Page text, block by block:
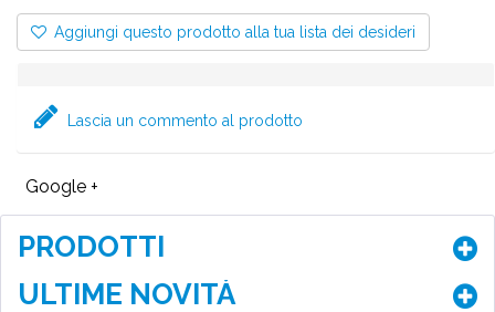
Aggiungi questo prodotto alla tua lista dei desideri
Lascia un commento al prodotto
Google +
PRODOTTI
ULTIME NOVITÀ